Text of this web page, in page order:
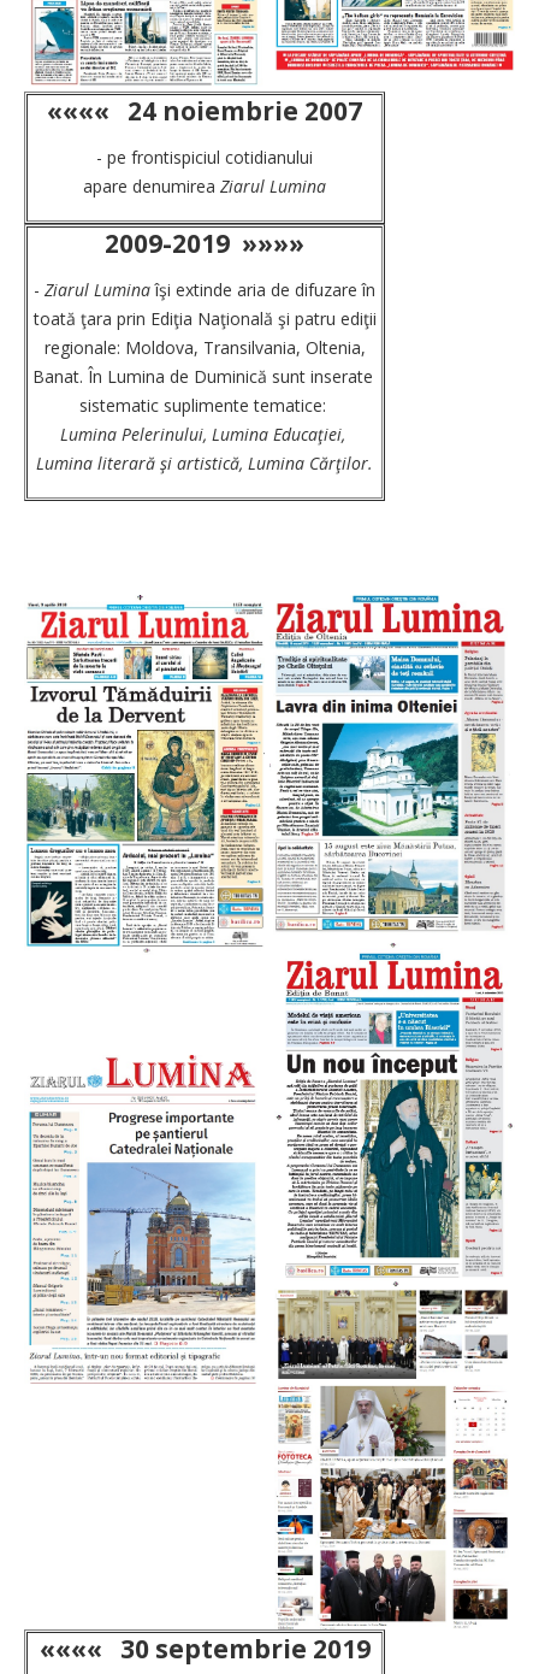
«««« 24 noiembrie 2007
- pe frontispiciul cotidianului
apare denumirea Ziarul Lumina
2009-2019 »»»»
- Ziarul Luminaîşi extinde aria de difuzare în
toată ţara prin Ediţia Naţională şi patru ediţii
regionale: Moldova, Transilvania, Oltenia,
Banat. În Lumina de Duminică sunt inserate
sistematic suplimente tematice:
Lumina Pelerinului, Lumina Educaţiei,
Lumina literară şi artistică, Lumina Cărţilor.
«««« 30 septembrie 2019